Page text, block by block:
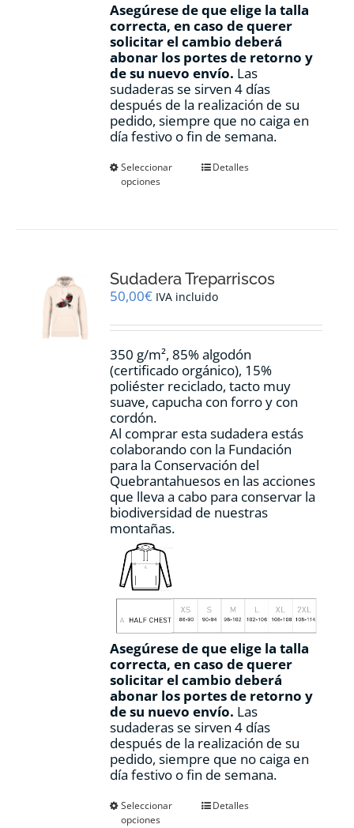
Asegúrese de que elige la talla
correcta, en caso de querer
solicitar el cambio deberá
abonar los portes de retorno y
de su nuevo envío. Las
sudaderas se sirven 4 días
después de la realización de su
pedido, siempre que no caiga en
día festivo o fin de semana.
Seleccionar
opciones
Este
se
pueden
en
página
de
producto
Detalles
Sudadera Treparriscos
50,00€ IVA incluido
350 g/m², 85% algodón
(certificado orgánico), 15%
poliéster reciclado, tacto muy
suave, capucha con forro y con
cordón.
Al comprar esta sudadera estás
colaborando con la Fundación
para la Conservación del
Quebrantahuesos en las acciones
que lleva a cabo para conservar la
biodiversidad de nuestras
montañas.
Asegúrese de que elige la talla
correcta, en caso de querer
solicitar el cambio deberá
abonar los portes de retorno y
de su nuevo envío. Las
sudaderas se sirven 4 días
después de la realización de su
pedido, siempre que no caiga en
día festivo o fin de semana.
Seleccionar
opciones
EsteDetalles